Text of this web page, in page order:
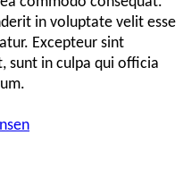
in voluptate velit esse
Excepteur sint
sunt in culpa qui officia